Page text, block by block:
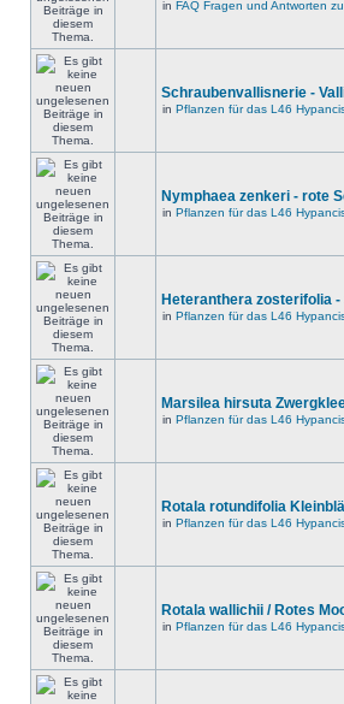
in FAQ Fragen und Antworten
Schraubenvallisnerie -
in Pflanzen für das L46
Nymphaea zenkeri - rote
in Pflanzen für das L46
Heteranthera zosterifolia
in Pflanzen für das L46
Marsilea hirsuta
in Pflanzen für das L46
Rotala rotundifolia
in Pflanzen für das L46
Rotala wallichii / Rotes
in Pflanzen für das L46